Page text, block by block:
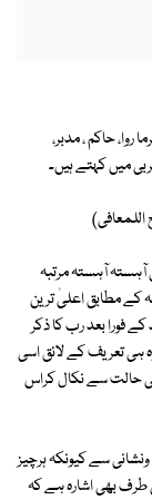
روا، حاکم ، مدبر،
میں کہتے ہیں۔
اللمعافی)
آہستہ مرتبہ
کے مطابق اعلیٰ ترین
فورا بعد رب کا ذکر
ہی تعریف کے لائق اسی
حالت سے نکال کراس
سے کیونکہ ہرچیز
طرف بھی اشارہ ہے کہ